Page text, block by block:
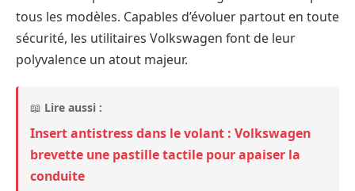
tous les modèles. Capables d’évoluer partout en toute
sécurité, les utilitaires Volkswagen font de leur
polyvalence un atout majeur.
📖 Lire aussi :
Insert antistress dans le volant : Volkswagen
brevette une pastille tactile pour apaiser la
conduite